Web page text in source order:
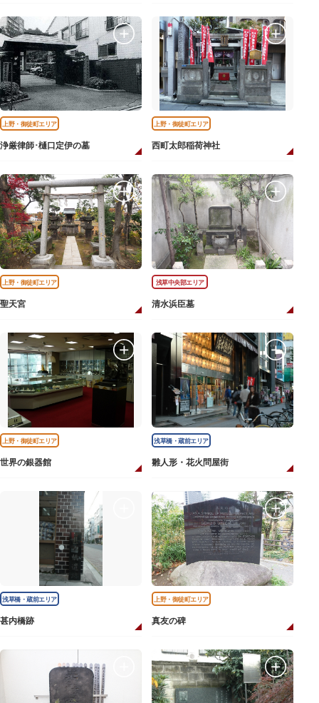
上野・御徒町エリア
浄厳律師･樋口定伊の墓
上野・御徒町エリア
西町太郎稲荷神社
上野・御徒町エリア
聖天宮
浅草中央部エリア
清水浜臣墓
上野・御徒町エリア
世界の銀器館
浅草橋・蔵前エリア
雛人形・花火問屋街
浅草橋・蔵前エリア
甚内橋跡
上野・御徒町エリア
真友の碑